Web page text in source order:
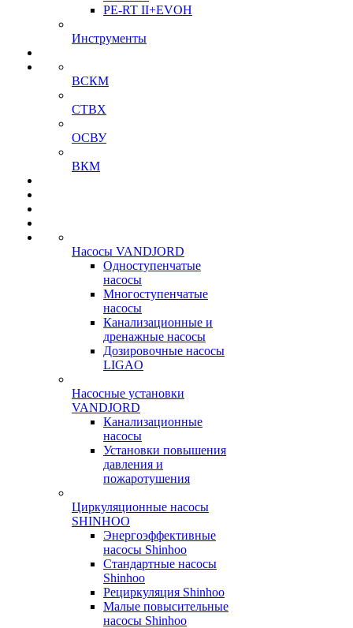
PE-RT II+EVOH
Инструменты
ВСКМ
СТВХ
ОСВУ
ВКМ
Насосы VANDJORD
Одноступенчатые
насосы
Многоступенчатые
насосы
Канализационные и
дренажные насосы
Дозировочные насосы
LIGAO
Насосные установки
VANDJORD
Канализационные
насосы
Установки повышения
давления и
пожаротушения
Циркуляционные насосы
SHINHOO
Энергоэффективные
насосы Shinhoo
Стандартные насосы
Shinhoo
Рециркуляция Shinhoo
Малые повысительные
насосы Shinhoo